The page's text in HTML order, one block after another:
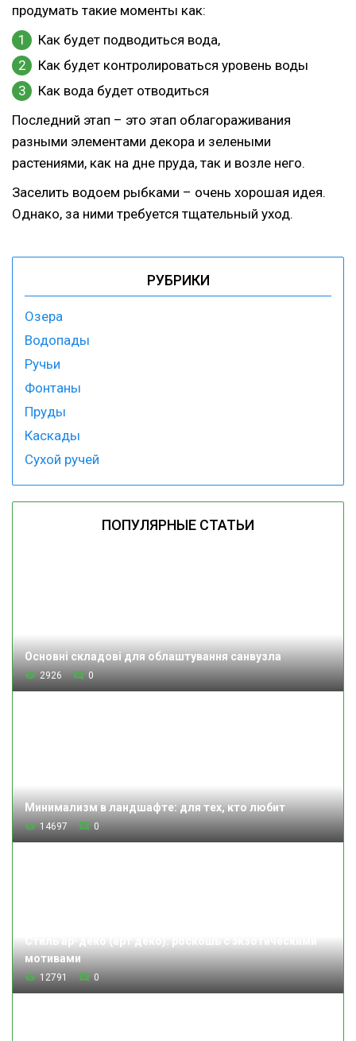
продумать такие моменты как:
Как будет подводиться вода,
Как будет контролироваться уровень воды
Как вода будет отводиться
Последний этап – это этап облагораживания
разными элементами декора и зелеными
растениями, как на дне пруда, так и возле него.
Заселить водоем рыбками – очень хорошая идея.
Однако, за ними требуется тщательный уход.
РУБРИКИ
Озера
Водопады
Ручьи
Фонтаны
Пруды
Каскады
Сухой ручей
ПОПУЛЯРНЫЕ СТАТЬИ
Основні складові для облаштування санвузла
2926 0
Минимализм в ландшафте: для тех, кто любит
14697 0
мотивами
12791 0